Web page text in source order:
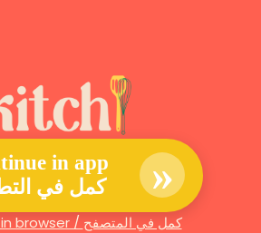
in app
كمل في
»
Continue in browser / كمل في المتصفح